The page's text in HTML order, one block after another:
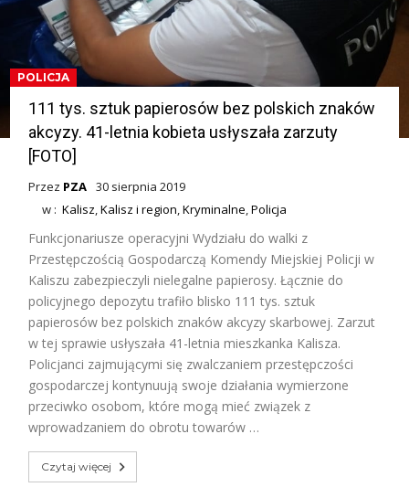
POLICJA
111 tys. sztuk papierosów bez polskich znaków
akcyzy. 41-letnia kobieta usłyszała zarzuty
[FOTO]
Przez PZA 30 sierpnia 2019
w :Kalisz,Kalisz i region,Kryminalne,Policja
Funkcjonariusze operacyjni Wydziału do walki z
Przestępczością Gospodarczą Komendy Miejskiej Policji w
Kaliszu zabezpieczyli nielegalne papierosy. Łącznie do
policyjnego depozytu trafiło blisko 111 tys. sztuk
papierosów bez polskich znaków akcyzy skarbowej. Zarzut
w tej sprawie usłyszała 41-letnia mieszkanka Kalisza.
Policjanci zajmującymi się zwalczaniem przestępczości
gospodarczej kontynuują swoje działania wymierzone
przeciwko osobom, które mogą mieć związek z
wprowadzaniem do obrotu towarów …
Czytaj więcej